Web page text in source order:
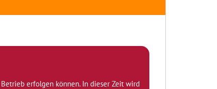
erfolgen können. In dieser Zeit wird